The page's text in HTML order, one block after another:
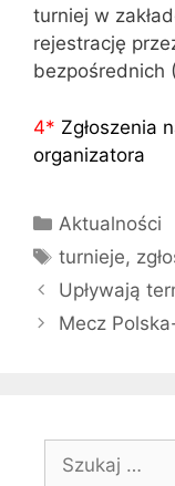
turniej w
rejestrację
bezpośrednich
4* Zgłoszenia
organizatora
Kategorie
Aktualności
Tagi
turnieje,
Upływają
Mecz